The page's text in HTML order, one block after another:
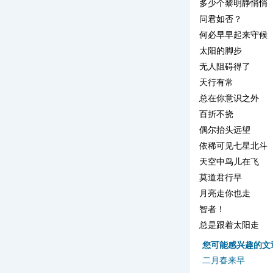
多少个黎明静悄悄
问君如否？
何必早早起来守候
太阳的脚步
无人阻碍得了
天行有常
总在你意识之外
百折不挠
偶尔抬头远望
依稀可见七星北斗
天空中鸟儿在飞
莫道君行早
月亮走你也走
智者！
总是跟着太阳走
您可能感兴趣的文
二月春来早